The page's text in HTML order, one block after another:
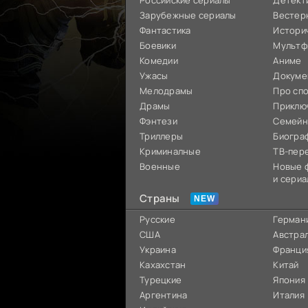
Зарубежные сериалы
Фантастика
Боевики
Комедии
Ужасы
Мелодрамы
Драмы
Фэнтези
Триллеры
Криминалные
Военные
Аниме
Про
ТВ-
Новые
и
Страны
Русские
США
Украина
Кахахстан
Турецкие
Аргентина
Китай
Япония
Италия